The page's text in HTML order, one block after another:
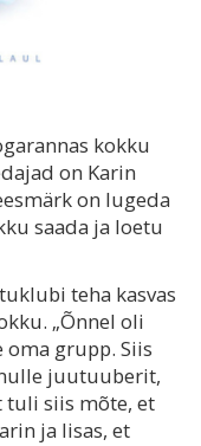
kokku
on Karin
on lugeda
saada ja loetu
teha kasvas
„Õnnel oli
grupp. Siis
juutuuberit,
tuli siis mõte, et
ja lisas, et